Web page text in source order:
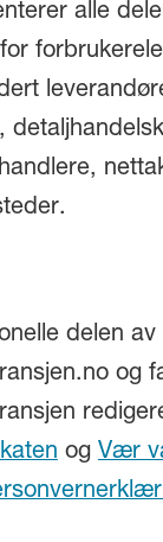
alle
delen av
og
og Vær